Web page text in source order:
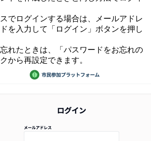
でログインする場合は、メールアドレ
を入力して「ログイン」ボタンを押し
れたときは、「パスワードをお忘れの
から再設定できます。